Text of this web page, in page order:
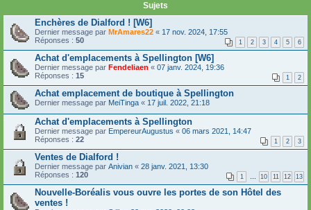
Sujets
Enchères de Dialford ! [W6]
Dernier message par MrAmares22 « 17 nov. 2024, 17:55
Réponses : 50 1 2 3 4 5 6
Achat d'emplacements à Spellington [W6]
Dernier message par Fendeliaen « 07 janv. 2024, 19:36
Réponses : 15 1 2
Achat emplacement de boutique à Spellington
Dernier message par MeiTinga « 17 juil. 2022, 21:18
Achat d'emplacements à Spellington
Dernier message par EmpereurAugustus « 06 mars 2021, 14:47
Réponses : 22 1 2 3
Ventes de Dialford !
Dernier message par Anivian « 28 janv. 2021, 13:30
Réponses : 120 1 … 10 11 12 13
Nouvelle-Boréalis vous ouvre les portes de son Hôtel des
ventes !